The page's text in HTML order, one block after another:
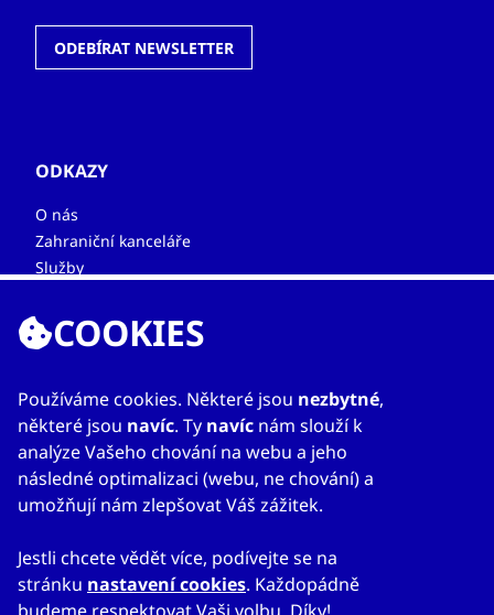
ODEBÍRAT NEWSLETTER
ODKAZY
O nás
Zahraniční kanceláře
Služby
© 2023
CzechTrade
Mapa webu Prohlášení o přístupnosti
Nastavení cookies
COOKIES
Používáme cookies. Některé jsou nezbytné,
některé jsou navíc. Ty navíc nám slouží k
analýze Vašeho chování na webu a jeho
následné optimalizaci (webu, ne chování) a
umožňují nám zlepšovat Váš zážitek.
Jestli chcete vědět více, podívejte se na
stránku nastavení cookies. Každopádně